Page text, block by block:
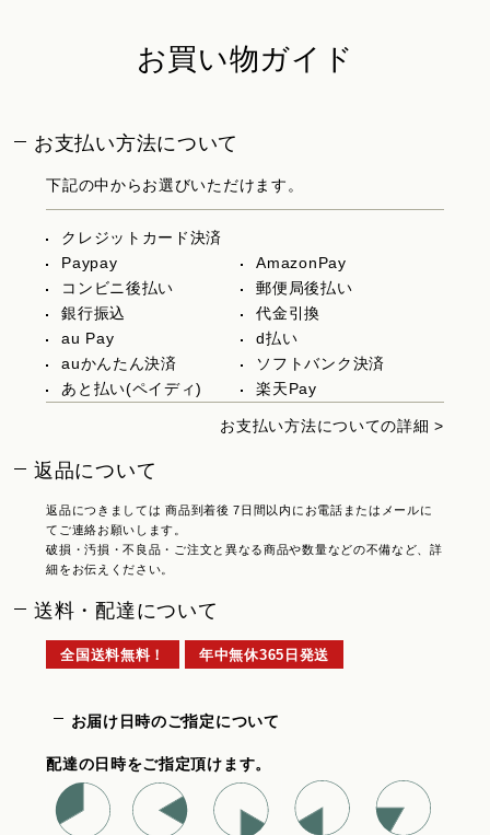
お買い物ガイド
お支払い方法について
下記の中からお選びいただけます。
クレジットカード決済
Paypay
AmazonPay
コンビニ後払い
郵便局後払い
銀行振込
代金引換
au Pay
d払い
auかんたん決済
ソフトバンク決済
あと払い(ペイディ)
楽天Pay
お支払い方法についての詳細 >
返品について
返品につきましては 商品到着後 7日間以内にお電話またはメールに
てご連絡お願いします。
破損・汚損・不良品・ご注文と異なる商品や数量などの不備など、詳
細をお伝えください。
送料・配達について
全国送料無料！ 年中無休365日発送
お届け日時のご指定について
配達の日時をご指定頂けます。